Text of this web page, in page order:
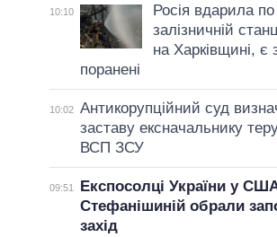
10:10
Росія вдарила по
залізничній
на Харківщині, є
поранені
10:02 Антикорупційний суд
заставу ексначальнику
ВСП ЗСУ
09:51
Експосолці України у
Стефанішиній обрали
захід